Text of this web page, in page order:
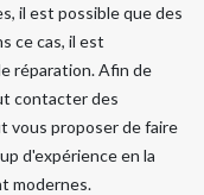
il est possible que des
ce cas, il est
réparation. Afin de
contacter des
vous proposer de faire
d'expérience en la
modernes.